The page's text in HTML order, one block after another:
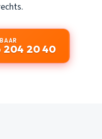
204 20 40